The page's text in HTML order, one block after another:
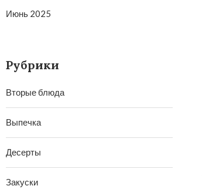
Июнь 2025
Рубрики
Вторые блюда
Выпечка
Десерты
Закуски